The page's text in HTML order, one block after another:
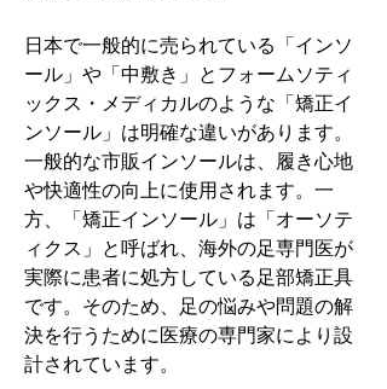
日本で一般的に売られている「インソ
ール」や「中敷き」とフォームソティ
ックス・メディカルのような「矯正イ
ンソール」は明確な違いがあります。
一般的な市販インソールは、履き心地
や快適性の向上に使用されます。一
方、「矯正インソール」は「オーソテ
ィクス」と呼ばれ、海外の足専門医が
実際に患者に処方している足部矯正具
です。そのため、足の悩みや問題の解
決を行うために医療の専門家により設
計されています。